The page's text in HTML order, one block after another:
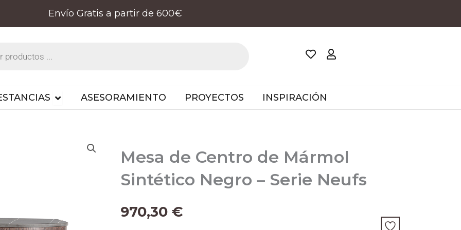
Envío Gratis a partir de 600€
OPEN ESTANCIAS
ASESORAMIENTO PROYECTOS INSPIRACIÓN
Mesa de Centro de Mármol
Sintético Negro – Serie Neufs
970,30 €